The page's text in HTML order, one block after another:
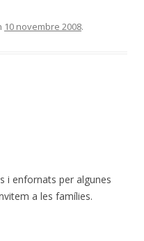
10 novembre 2008.
i enfornats per algunes
a les famílies.